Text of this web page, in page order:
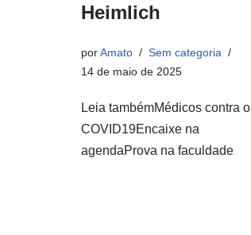
Heimlich
porAmato
Sem categoria
14 de maio de 2025
Leia tambémMédicos contra o
COVID19Encaixe na
agendaProva na faculdade